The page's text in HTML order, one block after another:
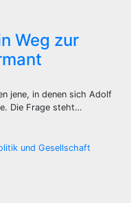
Weg zur
jene, in denen sich Adolf
Die Frage steht…
und Gesellschaft